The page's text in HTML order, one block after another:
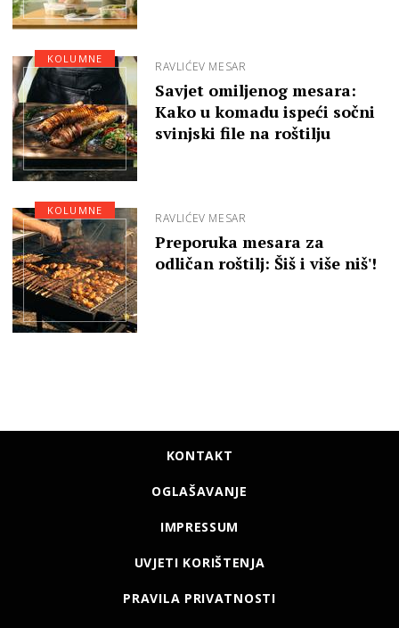
RAVLIĆEV MESAR
Savjet omiljenog mesara:
Kako u komadu ispeći sočni
svinjski file na roštilju
KOLUMNE
RAVLIĆEV MESAR
Preporuka mesara za
odličan roštilj: Šiš i više niš'!
KOLUMNE
KONTAKT
OGLAŠAVANJE
IMPRESSUM
UVJETI KORIŠTENJA
PRAVILA PRIVATNOSTI